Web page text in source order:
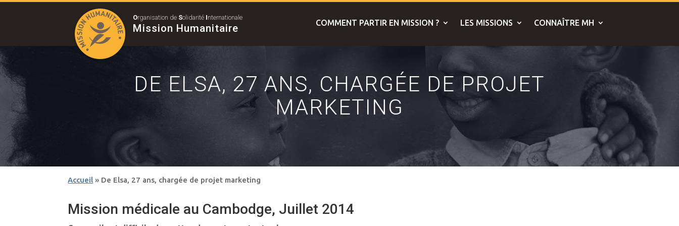
Organisation de Solidarité Internationale
Mission Humanitaire COMMENT PARTIR EN MISSION ? LES MISSIONS CONNAÎTRE MH
DE ELSA, 27 ANS, CHARGÉE DE PROJET
MARKETING
Accueil » De Elsa, 27 ans, chargée de projet marketing
Mission médicale au Cambodge, Juillet 2014